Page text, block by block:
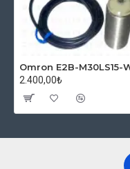
2.400,00₺